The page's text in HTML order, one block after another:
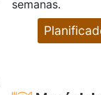
semanas.